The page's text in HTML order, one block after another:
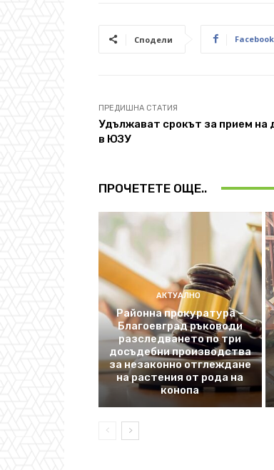
Сподели Facebook
ПРЕДИШНА СТАТИЯ
Удължават срокът за прием на
в ЮЗУ
ПРОЧЕТЕТЕ ОЩЕ..
АКТУАЛНО
Районна прокуратура –
Благоевград ръководи
разследването по три
досъдебни производства
за незаконно отглеждане
на растения от рода на
конопа